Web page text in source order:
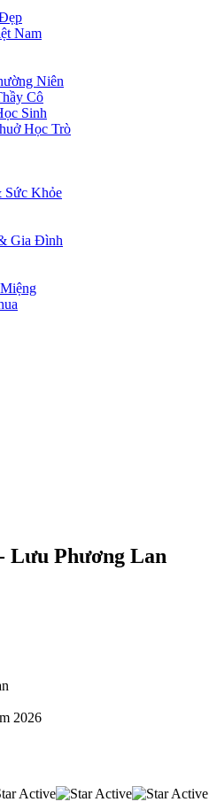
Nam
Niên
Cô
Sinh
Học Trò
Khỏe
Gia Đình
Lưu Phương Lan
2026